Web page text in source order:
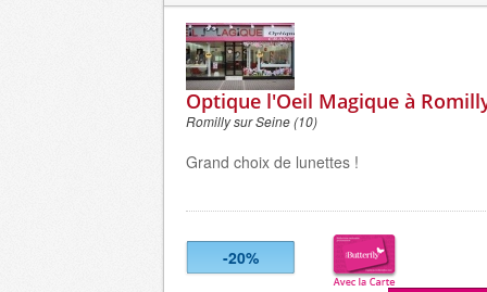
Optique l'Oeil Magique à
Romilly sur Seine (10)
Grand choix de lunettes !
-20%